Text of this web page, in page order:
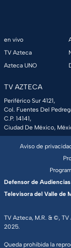
en vivo
TV Azteca
Azteca UNO
TV AZTECA
Periférico Sur 4121,
Col. Fuentes Del
C.P. 14141,
Ciudad De México,
TV Azteca, M.R. & ©,
2025.
Queda prohibida la
Aviso de
Defensor de
Televisora del Valle de